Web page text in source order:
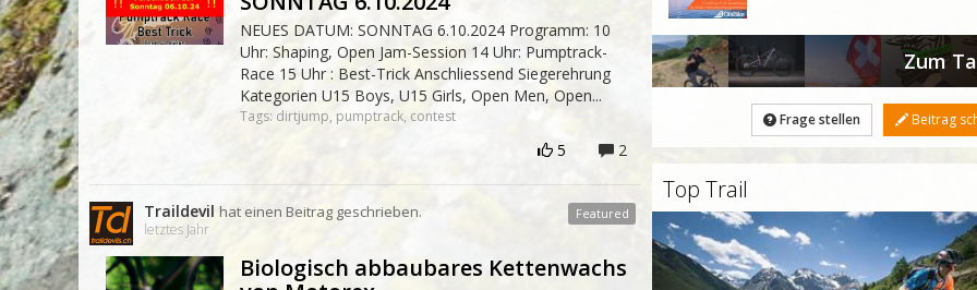
Zum
Beitrag
Frage stellen
Top Trail
NEUES DATUM: SONNTAG 6.10.2024 Programm: 10
Uhr: Shaping, Open Jam-Session 14 Uhr: Pumptrack-
Race 15 Uhr : Best-Trick Anschliessend Siegerehrung
Kategorien U15 Boys, U15 Girls, Open Men, Open...
Tags: dirtjump, pumptrack, contest
5 2
Traildevil hat einen Beitrag geschrieben.
letztes Jahr
Biologisch abbaubares Kettenwachs